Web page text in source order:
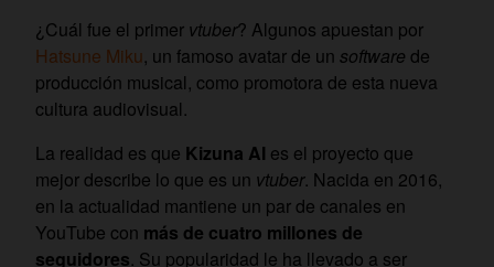
¿Cuál fue el primer vtuber? Algunos apuestan por
Hatsune Miku, un famoso avatar de un software de
producción musical, como promotora de esta nueva
cultura audiovisual.
La realidad es que Kizuna AI es el proyecto que
mejor describe lo que es un vtuber. Nacida en 2016,
en la actualidad mantiene un par de canales en
YouTube con más de cuatro millones de
seguidores. Su popularidad le ha llevado a ser